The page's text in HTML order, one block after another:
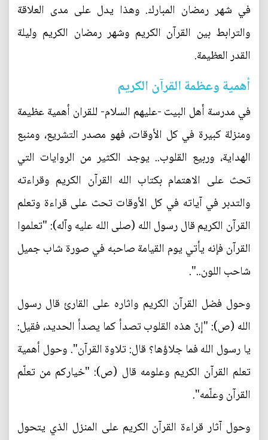
في شهر رمضان المبارك. وهذا يدل على مدى العلاقة
والترابط بين القرآن الكريم وشهر رمضان الكريم وليلة
القدر العظيمة.
أهمية وعظمة القرآن الكريم
في مدرسة أهل البيت -عليهم السلام- للقران أهمية عظيمة
ومنزلة كبيرة في كل الأوقات، فهو مصدر التشريع، ومنبع
الهداية، وربيع القلوب.. يوجد الكثير من الروايات التي
تحث على الاهتمام بكتاب الله القرآن الكريم وقراءته
والتدبر في آياته في كل الأوقات تحث على قراءة وتعلم
القرآن الكريم قال رسول الله (صلى الله عليه وآله): "تعلموا
القرآن فإنه يأتي يوم القيامة صاحبه في صورة شاب جميل
شاحب اللون..".
وحول فضل القرآن الكريم واثاره على القارئ قال رسول
الله (ص): "إنّ هذه القلوب تصدأ كما يصدأ الحديد، فقيل:
يا رسول الله فما جلاؤها؟ قال: تلاوة القرآن". وحول أهمية
تعلم القرآن الكريم وعلومه قال (ص): "خياركم من تعلّم
القرآن وعلّمه".
وحول آثار قراءة القرآن الكريم على المنزل الذي يتحول